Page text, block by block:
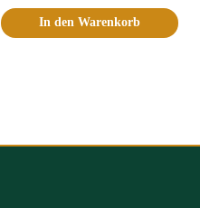
In den Warenkorb